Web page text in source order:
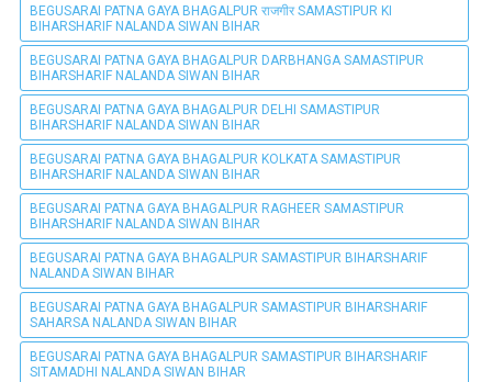
BEGUSARAI PATNA GAYA BHAGALPUR राजगीर SAMASTIPUR KI
BIHARSHARIF NALANDA SIWAN BIHAR
BEGUSARAI PATNA GAYA BHAGALPUR DARBHANGA SAMASTIPUR
BIHARSHARIF NALANDA SIWAN BIHAR
BEGUSARAI PATNA GAYA BHAGALPUR DELHI SAMASTIPUR
BIHARSHARIF NALANDA SIWAN BIHAR
BEGUSARAI PATNA GAYA BHAGALPUR KOLKATA SAMASTIPUR
BIHARSHARIF NALANDA SIWAN BIHAR
BEGUSARAI PATNA GAYA BHAGALPUR RAGHEER SAMASTIPUR
BIHARSHARIF NALANDA SIWAN BIHAR
BEGUSARAI PATNA GAYA BHAGALPUR SAMASTIPUR BIHARSHARIF
NALANDA SIWAN BIHAR
BEGUSARAI PATNA GAYA BHAGALPUR SAMASTIPUR BIHARSHARIF
SAHARSA NALANDA SIWAN BIHAR
BEGUSARAI PATNA GAYA BHAGALPUR SAMASTIPUR BIHARSHARIF
SITAMADHI NALANDA SIWAN BIHAR